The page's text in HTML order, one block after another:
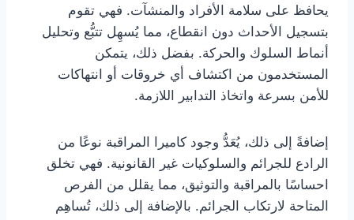
يحافظ على سلامة الأفراد والمنشآت. فهي تقوم
بتسجيل الأحداث دون انقطاع، مما يُسهِل تتبُّع وتحليل
أنماط السلوك والحركة. بفضل ذلك، يتمكن
المستخدمون من اكتشاف أي خروقات أو انتهاكات
للأمن بسرعة واتخاذ التدابير اللازمة.
إضافةً إلى ذلك، يُعَدُّ وجود كاميرا المراقبة نوعًا من
الرادع للجرائم والسلوكيات غير القانونية. فهي تخلق
احساسًا بالمراقبة والتوثيق، مما يقلل من الفرص
المتاحة لارتكاب الجرائم. بالإضافة إلى ذلك، تُساهِم